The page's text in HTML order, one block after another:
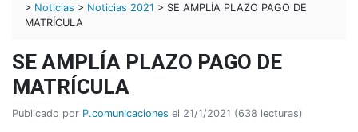
> Noticias > Noticias 2021 > SE AMPLÍA PLAZO PAGO DE
MATRÍCULA
SE AMPLÍA PLAZO PAGO DE
MATRÍCULA
Publicado por P.comunicaciones el 21/1/2021 (638 lecturas)